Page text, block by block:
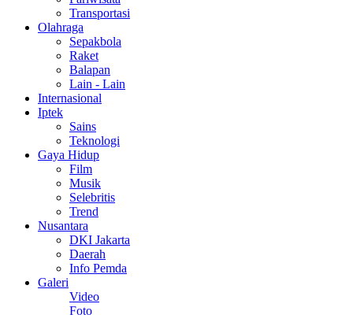
Transportasi
Olahraga
Sepakbola
Raket
Balapan
Lain - Lain
Internasional
Iptek
Sains
Teknologi
Gaya Hidup
Film
Musik
Selebritis
Trend
Nusantara
DKI Jakarta
Daerah
Info Pemda
Galeri
Video
Foto